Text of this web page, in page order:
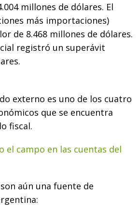
millones de dólares. El
más importaciones)
de 8.468 millones de dólares.
registró un superávit
externo es uno de los cuatro
que se encuentra
fiscal.
el campo en las cuentas del
aún una fuente de